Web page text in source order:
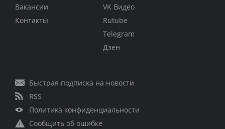
Вакансии
Контакты
VK Видео
Rutube
Telegram
Дзен
Быстрая подписка на новости
RSS
Политика конфиденциальности
Сообщить об ошибке